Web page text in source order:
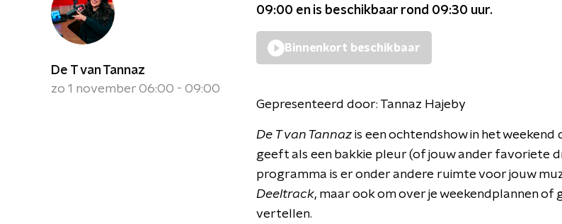
De T van Tannaz
zo 1 november 06:00 - 09:00
09:00 en is beschikbaar rond 09:30 uur.
Binnenkort beschikbaar
Gepresenteerd door: Tannaz Hajeby
De T van Tannaz is een ochtendshow in het weekend
geeft als een bakkie pleur (of jouw ander favoriete
programma is er onder andere ruimte voor jouw
Deeltrack, maar ook om over je weekendplannen
vertellen.